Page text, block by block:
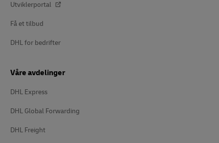
Utviklerportal
Få et tilbud
DHL for bedrifter
Våre avdelinger
DHL Express
DHL Global Forwarding
DHL Freight